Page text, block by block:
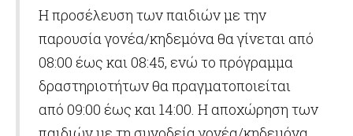
Η προσέλευση των παιδιών με την
παρουσία γονέα/κηδεμόνα θα γίνεται από
08:00 έως και 08:45, ενώ το πρόγραμμα
δραστηριοτήτων θα πραγματοποιείται
από 09:00 έως και 14:00. Η αποχώρηση των